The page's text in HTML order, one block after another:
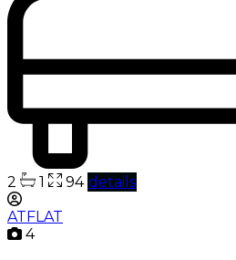
2 1 94 details
ATFLAT
4